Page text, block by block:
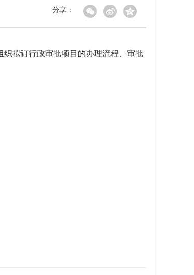
分享：
拟订行政审批项目的办理流程、审批